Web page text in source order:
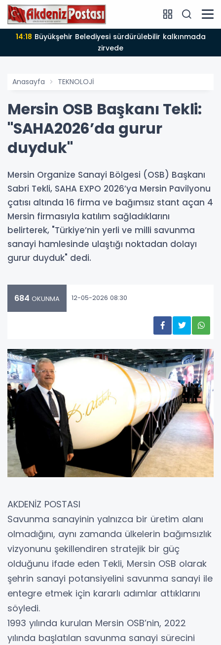
14:18
zirvede
Anasayfa TEKNOLOJİ
Mersin OSB Başkanı Tekli:
"SAHA2026’da gurur
duyduk"
Mersin Organize Sanayi Bölgesi (OSB) Başkanı
Sabri Tekli, SAHA EXPO 2026’ya Mersin Pavilyonu
çatısı altında 16 firma ve bağımsız stant açan 4
Mersin firmasıyla katılım sağladıklarını
belirterek, "Türkiye’nin yerli ve milli savunma
sanayi hamlesinde ulaştığı noktadan dolayı
gurur duyduk" dedi.
684 OKUNMA 12-05-2026 08:30
AKDENİZ POSTASI
Savunma sanayinin yalnızca bir üretim alanı
olmadığını, aynı zamanda ülkelerin bağımsızlık
vizyonunu şekillendiren stratejik bir güç
olduğunu ifade eden Tekli, Mersin OSB olarak
şehrin sanayi potansiyelini savunma sanayi ile
entegre etmek için kararlı adımlar attıklarını
söyledi.
1993 yılında kurulan Mersin OSB’nin, 2022
yılında başlatılan savunma sanayi sürecini